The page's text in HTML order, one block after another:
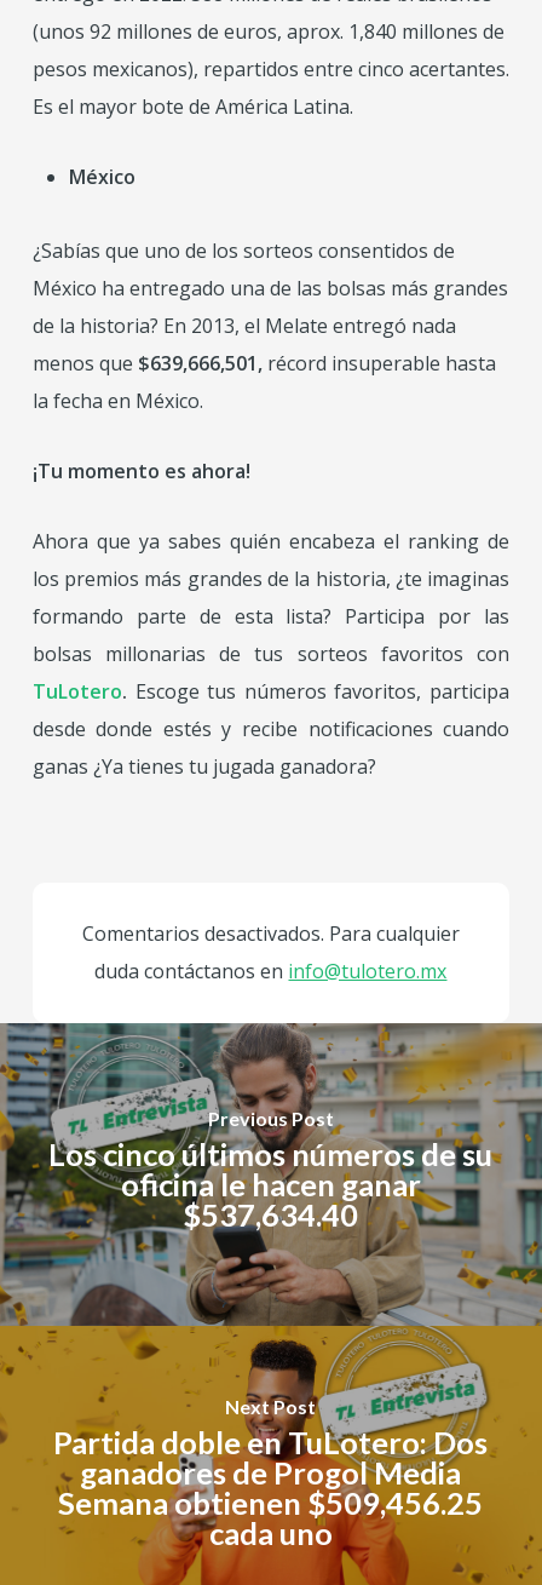
(unos 92 millones de euros, aprox. 1,840 millones de
pesos mexicanos), repartidos entre cinco acertantes.
Es el mayor bote de América Latina.
México
¿Sabías que uno de los sorteos consentidos de
México ha entregado una de las bolsas más grandes
de la historia? En 2013, el Melate entregó nada
menos que $639,666,501, récord insuperable hasta
la fecha en México.
¡Tu momento es ahora!
Ahora que ya sabes quién encabeza el ranking de
los premios más grandes de la historia, ¿te imaginas
formando parte de esta lista? Participa por las
bolsas millonarias de tus sorteos favoritos con
TuLotero. Escoge tus números favoritos, participa
desde donde estés y recibe notificaciones cuando
ganas ¿Ya tienes tu jugada ganadora?
Comentarios desactivados. Para cualquier
duda contáctanos en info@tulotero.mx
Previous Post
Los cinco últimos números de su
oficina le hacen ganar
$537,634.40
Next Post
Partida doble en TuLotero: Dos
ganadores de Progol Media
Semana obtienen $509,456.25
cada uno